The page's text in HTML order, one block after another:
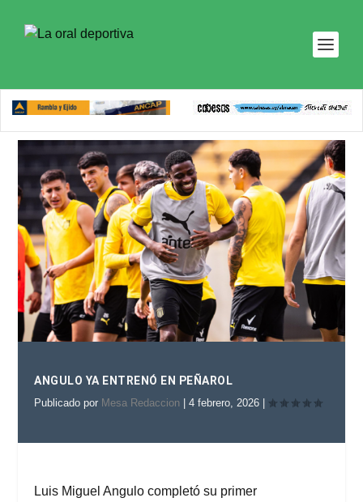
ANGULO YA ENTRENÓ EN PEÑAROL
Publicado por Mesa Redaccion |4 febrero, 2026
Luis Miguel Angulo completó su primer